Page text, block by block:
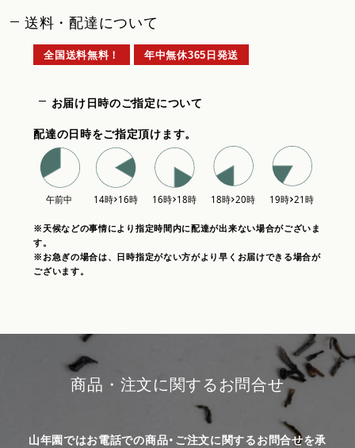
送料・配達について
全国送料無料！ 年中無休365日発送
お届け日時のご指定について
配達の日時をご指定頂けます。
※天候などの事情により指定時間内に配達が出来ない場合がございま
す。
※お急ぎの場合は、日時指定がない方がより早くお届けできる場合が
ございます。
商品・注文に関するお問合せ
山年園ではお電話での商品・ご注文に関するお問合せを承